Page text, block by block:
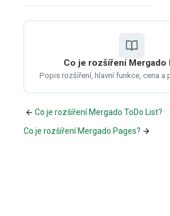
Co je rozšíření Mergado
Popis rozšíření, hlavní funkce, cena a
Co je rozšíření Mergado ToDo List?
Co je rozšíření Mergado Pages?